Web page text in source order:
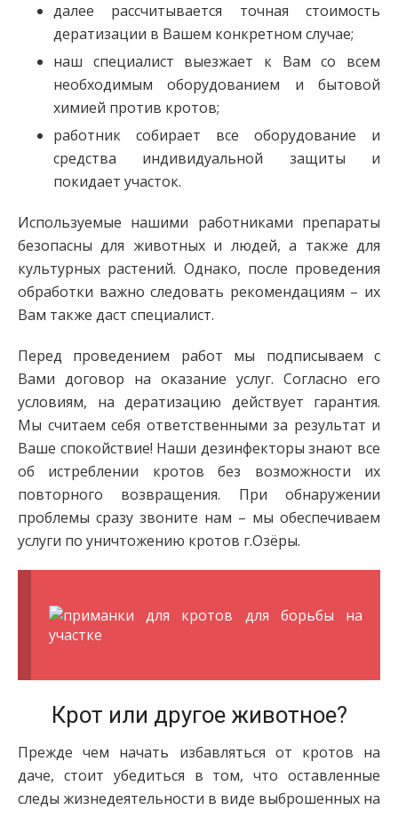
далее рассчитывается точная стоимость
дератизации в Вашем конкретном случае;
наш специалист выезжает к Вам со всем
необходимым оборудованием и бытовой
химией против кротов;
работник собирает все оборудование и
средства индивидуальной защиты и
покидает участок.
Используемые нашими работниками препараты
безопасны для животных и людей, а также для
культурных растений. Однако, после проведения
обработки важно следовать рекомендациям – их
Вам также даст специалист.
Перед проведением работ мы подписываем с
Вами договор на оказание услуг. Согласно его
условиям, на дератизацию действует гарантия.
Мы считаем себя ответственными за результат и
Ваше спокойствие! Наши дезинфекторы знают все
об истреблении кротов без возможности их
повторного возвращения. При обнаружении
проблемы сразу звоните нам – мы обеспечиваем
услуги по уничтожению кротов г.Озёры.
Крот или другое животное?
Прежде чем начать избавляться от кротов на
даче, стоит убедиться в том, что оставленные
следы жизнедеятельности в виде выброшенных на